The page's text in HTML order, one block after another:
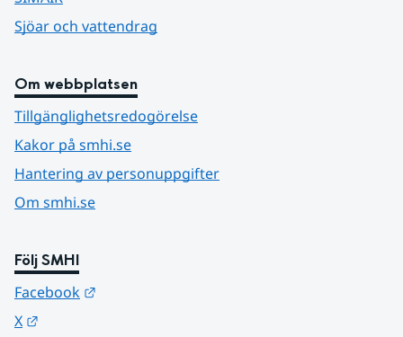
Sjöar och vattendrag
Om webbplatsen
Tillgänglighetsredogörelse
Kakor på smhi.se
Hantering av personuppgifter
Om smhi.se
Följ SMHI
Facebook
X